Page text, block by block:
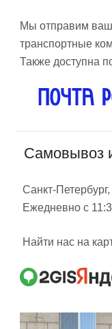
Мы отправим ваш
транспортные
Также доступна
Самовывоз
Санкт-
Ежедневно с
Найти нас на